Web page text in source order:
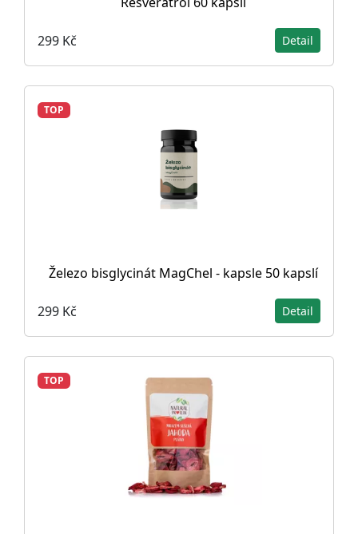
299 Kč Detail
TOP
Železo bisglycinát MagChel - kapsle 50 kapslí
299 Kč Detail
TOP